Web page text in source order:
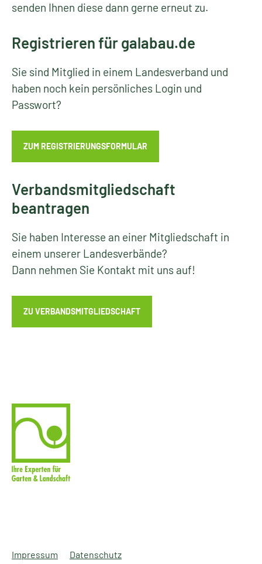
senden Ihnen diese dann gerne erneut zu.
Registrieren für galabau.de
Sie sind Mitglied in einem Landesverband und
haben noch kein persönliches Login und
Passwort?
ZUM REGISTRIERUNGSFORMULAR
Verbandsmitgliedschaft
beantragen
Sie haben Interesse an einer Mitgliedschaft in
einem unserer Landesverbände?
Dann nehmen Sie Kontakt mit uns auf!
ZU VERBANDSMITGLIEDSCHAFT
Impressum Datenschutz